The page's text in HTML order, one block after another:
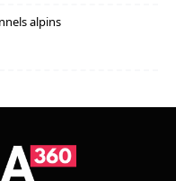
alpins